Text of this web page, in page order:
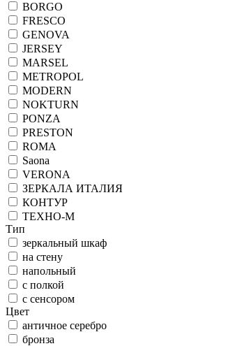
BORGO
FRESCO
GENOVA
JERSEY
MARSEL
METROPOL
MODERN
NOKTURN
PONZA
PRESTON
ROMA
Saona
VERONA
ЗЕРКАЛА ИТАЛИЯ
КОНТУР
ТЕХНО-М
Тип
зеркальный шкаф
на стену
напольный
с полкой
с сенсором
Цвет
античное серебро
бронза